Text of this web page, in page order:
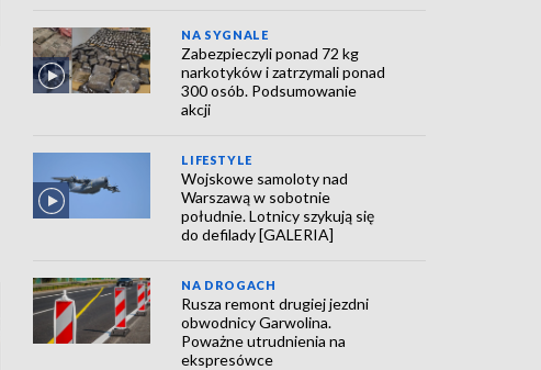
NA SYGNALE
Zabezpieczyli ponad 72 kg
narkotyków i zatrzymali ponad
300 osób. Podsumowanie
akcji
LIFESTYLE
Wojskowe samoloty nad
Warszawą w sobotnie
południe. Lotnicy szykują się
do defilady [GALERIA]
NA DROGACH
Rusza remont drugiej jezdni
obwodnicy Garwolina.
Poważne utrudnienia na
ekspresówce